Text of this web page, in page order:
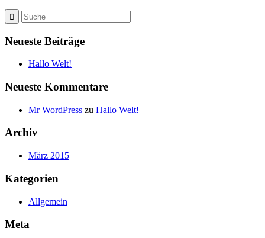
Neueste Beiträge
Hallo Welt!
Neueste Kommentare
Mr WordPress zu Hallo Welt!
Archiv
März 2015
Kategorien
Allgemein
Meta